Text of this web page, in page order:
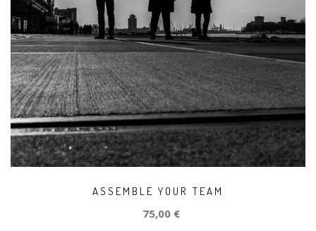
ASSEMBLE YOUR TEAM
75,00 €